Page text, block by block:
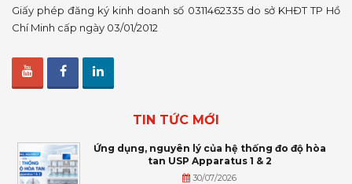
Giấy phép đăng ký kinh doanh số 0311462335 do sở KHĐT TP Hồ
Chí Minh cấp ngày 03/01/2012
TIN TỨC MỚI
Ứng dụng, nguyên lý của hệ thống đo độ hòa
tan USP Apparatus 1 & 2
30/07/2026